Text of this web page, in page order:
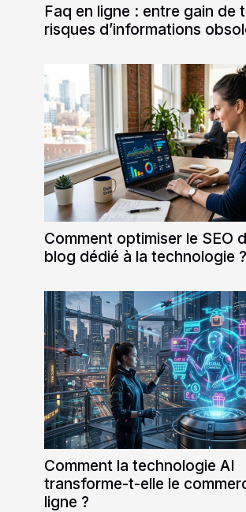
Faq en ligne : entre gain de
risques d’informations
Comment optimiser le SEO
blog dédié à la technologie ?
Comment la technologie AI
transforme-t-elle le
ligne ?